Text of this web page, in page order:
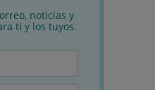
noticias y
ti y los tuyos.